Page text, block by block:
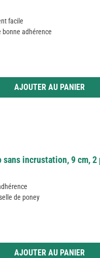
facile
bonne adhérence
ou utilisez les boutons
AJOUTER AU PANIER
incrustation, 9 cm, 2
de poney
ou utilisez les boutons
AJOUTER AU PANIER